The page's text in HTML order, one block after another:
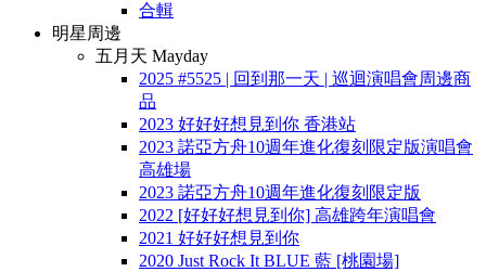
合輯
明星周邊
五月天 Mayday
2025 #5525 | 回到那一天 | 巡迴演唱會周邊商
品
2023 好好好想見到你 香港站
2023 諾亞方舟10週年進化復刻限定版演唱會
高雄場
2023 諾亞方舟10週年進化復刻限定版
2022 [好好好想見到你] 高雄跨年演唱會
2021 好好好想見到你
2020 Just Rock It BLUE 藍 [桃園場]